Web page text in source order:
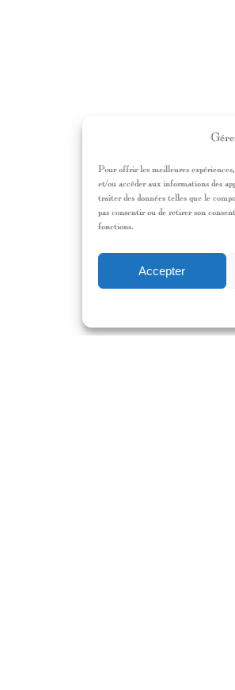
Pour offrir les meilleures
et/ou accéder aux informations des
traiter des données telles que le
pas consentir ou de retirer son
fonctions.
Accepter